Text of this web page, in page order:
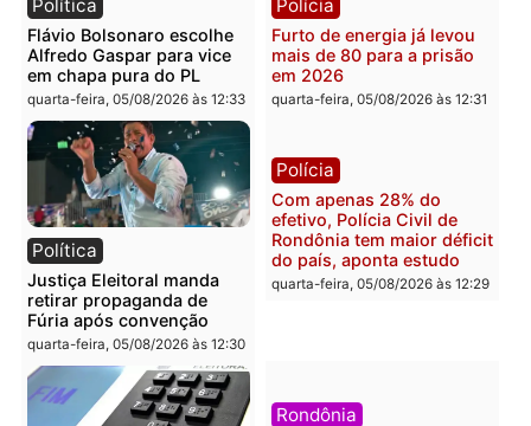
Governo e apresenta
diagnóstico que pode
mudar os rumos de
Rondônia
quarta-feira, 05/08/2026 às 12:52
eleitoral e segurança vira
principal arma dos
candidatos ao Governo
Rondônia
Polícia
O dinheiro do crime: PF
apreende R$ 2 milhões em
Porto Velho e expõe
esquema milionário de
lavagem
Brasil
quarta-feira, 05/08/2026 às